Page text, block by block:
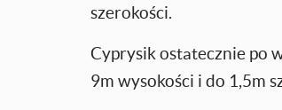
szerokości.
Cyprysik ostatecznie po
9m wysokości i do 1,5m